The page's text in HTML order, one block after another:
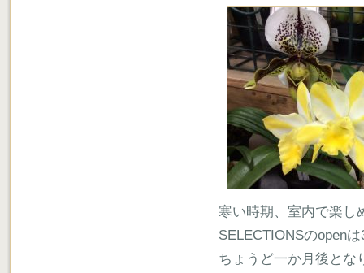
寒い時期、室内で楽し
SELECTIONSのopen
ちょうど一か月後とな